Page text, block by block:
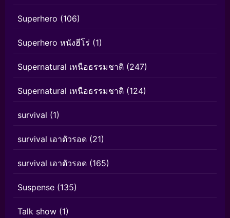
Superhero (106)
Superhero หนังฮีโร่ (1)
Supernatural เหนือธรรมชาติ (247)
Supernatural เหนือธรรมชาติ (124)
survival (1)
survival เอาตัวรอด (21)
survival เอาตัวรอด (165)
Suspense (135)
Talk show (1)